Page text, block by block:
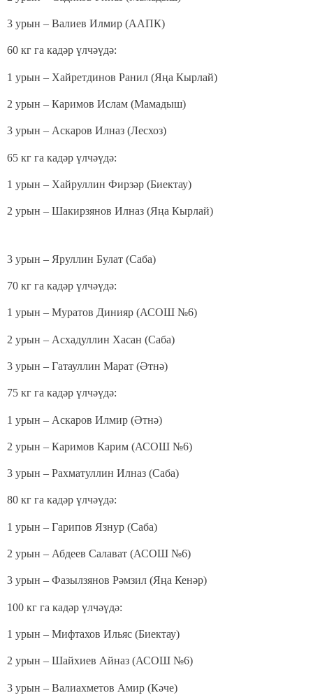
3 урын – Валиев Илмир (ААПК)
60 кг га кадәр үлчәүдә:
1 урын – Хайретдинов Ранил (Яңа Кырлай)
2 урын – Каримов Ислам (Мамадыш)
3 урын – Аскаров Илназ (Лесхоз)
65 кг га кадәр үлчәүдә:
1 урын – Хайруллин Фирзәр (Биектау)
2 урын – Шакирзянов Илназ (Яңа Кырлай)
3 урын – Яруллин Булат (Саба)
70 кг га кадәр үлчәүдә:
1 урын – Муратов Динияр (АСОШ №6)
2 урын – Асхадуллин Хасан (Саба)
3 урын – Гатауллин Марат (Әтнә)
75 кг га кадәр үлчәүдә:
1 урын – Аскаров Илмир (Әтнә)
2 урын – Каримов Карим (АСОШ №6)
3 урын – Рахматуллин Илназ (Саба)
80 кг га кадәр үлчәүдә:
1 урын – Гарипов Язнур (Саба)
2 урын – Абдеев Салават (АСОШ №6)
3 урын – Фазылзянов Рәмзил (Яңа Кенәр)
100 кг га кадәр үлчәүдә:
1 урын – Мифтахов Ильяс (Биектау)
2 урын – Шайхиев Айназ (АСОШ №6)
3 урын – Валиахметов Амир (Кәче)